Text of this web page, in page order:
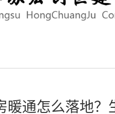
暖通怎么落地